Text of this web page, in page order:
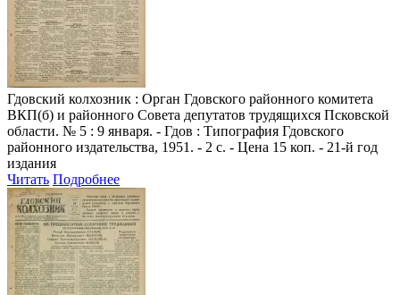
Гдовский колхозник : Орган Гдовского районного комитета
ВКП(б) и районного Совета депутатов трудящихся Псковской
области. № 5 : 9 января. - Гдов : Типография Гдовского
районного издательства, 1951. - 2 с. - Цена 15 коп. - 21-й год
издания
Читать Подробнее